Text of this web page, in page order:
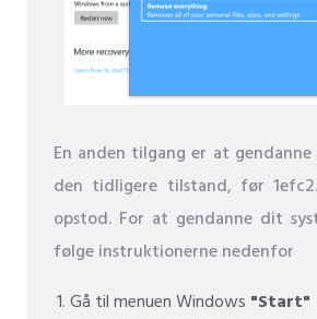
En anden tilgang er at
den tidligere tilstand, før
opstod. For at gendanne dit
følge instruktionerne nedenfor
Gå til menuen Windows "Start"